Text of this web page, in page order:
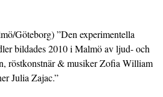
Göteborg) ”Den experimentella
bildades 2010 i Malmö av ljud- och
röstkonstnär & musiker Zofia William
Julia Zajac.”